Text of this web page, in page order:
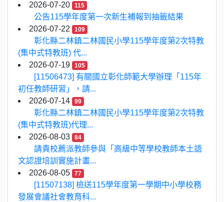
2026-07-20
115
公告115學年度第一次新生補報到抽籤結果
2026-07-22
109
彰化縣二林鎮二林國民小學115學年度第2次特教
(集中式特教班) 代...
2026-07-19
105
[11506473] 有關國立彰化師範大學辦理「115年
初任教師研習」，請...
2026-07-14
99
彰化縣二林鎮二林國民小學115學年度第2次特教
(集中式特教班)代理...
2026-08-03
84
請貴校薦派教師參與「高級中等學校教師本土語
文認證培訓實施計畫...
2026-08-05
77
[11507138] 檢送115學年度第一學期中小學校務
發展會議社會教育科...